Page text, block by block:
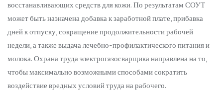
восстанавливающих средств для кожи. По результатам СОУТ
может быть назначена добавка к заработной плате, прибавка
дней к отпуску, сокращение продолжительности рабочей
недели, а также выдача лечебно-профилактического питания и
молока. Охрана труда электрогазосварщика направлена на то,
чтобы максимально возможными способами сократить
воздействие вредных условий труда на рабочего.